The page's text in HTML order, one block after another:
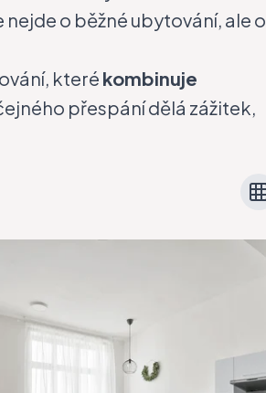
nejde o běžné ubytování, ale o
které kombinuje
přespání dělá zážitek,